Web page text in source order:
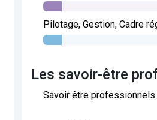
Pilotage, Gestion, Cadre
Les savoir-être
Savoir être professionnels